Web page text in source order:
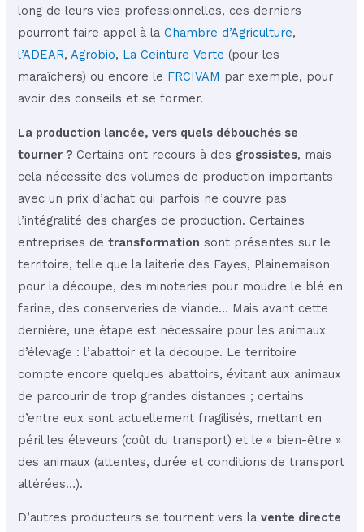
long de leurs vies professionnelles, ces derniers
pourront faire appel à laChambre d’Agriculture,
l’ADEAR,Agrobio, La Ceinture Verte (pour les
maraîchers) ou encore le FRCIVAM par exemple, pour
avoir des conseils et se former.
La production lancée, vers quels débouchés se
tourner ? Certains ont recours à des grossistes, mais
cela nécessite des volumes de production importants
avec un prix d’achat qui parfois ne couvre pas
l’intégralité des charges de production. Certaines
entreprises detransformation sont présentes sur le
territoire, telle que la laiterie des Fayes, Plainemaison
pour la découpe, des minoteries pour moudre le blé en
farine, des conserveries de viande… Mais avant cette
dernière, une étape est nécessaire pour les animaux
d’élevage : l’abattoir et la découpe. Le territoire
compte encore quelques abattoirs, évitant aux animaux
de parcourir de trop grandes distances ; certains
d’entre eux sont actuellement fragilisés, mettant en
péril les éleveurs (coût du transport) et le « bien-être »
des animaux (attentes, durée et conditions de transport
altérées…).
D’autres producteurs se tournent vers lavente directe